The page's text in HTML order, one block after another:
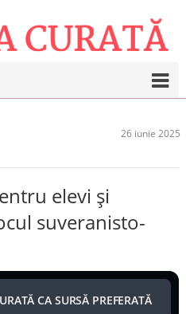
26 iunie 2025
elevi și
suveranisto-
CA SURSĂ PREFERATĂ